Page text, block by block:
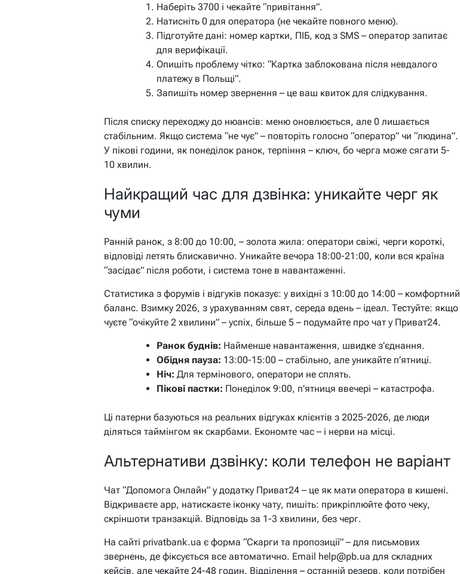
Наберіть 3700 і чекайте “привітання”.
Натисніть 0 для оператора (не чекайте повного меню).
Підготуйте дані: номер картки, ПІБ, код з SMS – оператор запитає
для верифікації.
Опишіть проблему чітко: “Картка заблокована після невдалого
платежу в Польщі”.
Запишіть номер звернення – це ваш квиток для слідкування.
Після списку переходжу до нюансів: меню оновлюється, але 0 лишається
стабільним. Якщо система “не чує” – повторіть голосно “оператор” чи “людина”.
У пікові години, як понеділок ранок, терпіння – ключ, бо черга може сягати 5-
10 хвилин.
Найкращий час для дзвінка: уникайте черг як
чуми
Ранній ранок, з 8:00 до 10:00, – золота жила: оператори свіжі, черги короткі,
відповіді летять блискавично. Уникайте вечора 18:00-21:00, коли вся країна
“засідає” після роботи, і система тоне в навантаженні.
Статистика з форумів і відгуків показує: у вихідні з 10:00 до 14:00 – комфортний
баланс. Взимку 2026, з урахуванням свят, середа вдень – ідеал. Тестуйте: якщо
чуєте “очікуйте 2 хвилини” – успіх, більше 5 – подумайте про чат у Приват24.
Ранок буднів: Найменше навантаження, швидке з’єднання.
Обідня пауза: 13:00-15:00 – стабільно, але уникайте п’ятниці.
Ніч: Для термінового, оператори не сплять.
Пікові пастки: Понеділок 9:00, п’ятниця ввечері – катастрофа.
Ці патерни базуються на реальних відгуках клієнтів з 2025-2026, де люди
діляться таймінгом як скарбами. Економте час – і нерви на місці.
Альтернативи дзвінку: коли телефон не варіант
Чат “Допомога Онлайн” у додатку Приват24 – це як мати оператора в кишені.
Відкриваєте app, натискаєте іконку чату, пишіть: прикріплюйте фото чеку,
скріншоти транзакцій. Відповідь за 1-3 хвилини, без черг.
На сайті privatbank.ua є форма “Скарги та пропозиції” – для письмових
звернень, де фіксується все автоматично. Email help@pb.ua для складних
кейсів, але чекайте 24-48 годин. Відділення – останній резерв, коли потрібен